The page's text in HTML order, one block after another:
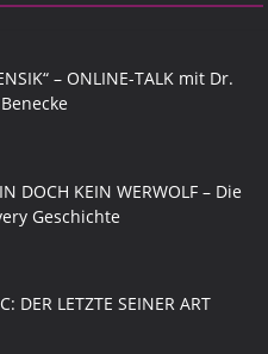
– ONLINE-TALK mit Dr.
DOCH KEIN WERWOLF – Die
Geschichte
DER LETZTE SEINER ART